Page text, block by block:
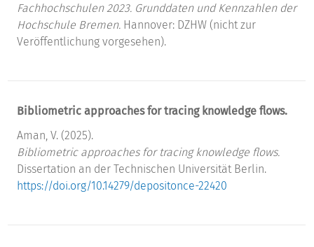
Fachhochschulen 2023. Grunddaten und Kennzahlen der
Hochschule Bremen. Hannover: DZHW (nicht zur
Veröffentlichung vorgesehen).
Bibliometric approaches for tracing knowledge flows.
Aman, V. (2025).
Bibliometric approaches for tracing knowledge flows.
Dissertation an der Technischen Universität Berlin.
https://doi.org/10.14279/depositonce-22420